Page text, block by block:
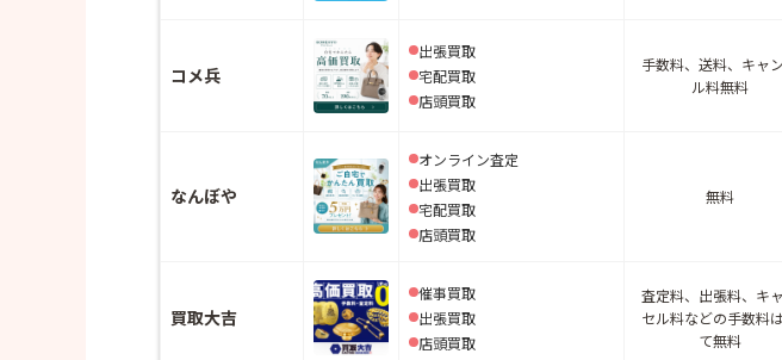
コメ兵
出張買取
宅配買取
店頭買取
手数料、送料、キャ
ル料無料
なんぼや
オンライン査定
出張買取
宅配買取
店頭買取
無料
買取大吉
催事買取
出張買取
店頭買取
査定料、出張料、キ
セル料などの手数料
て無料